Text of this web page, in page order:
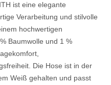
ist eine elegante
Verarbeitung und stilvolle
hochwertigen
Baumwolle und 1 %
Die Hose ist in der
Weiß gehalten und passt